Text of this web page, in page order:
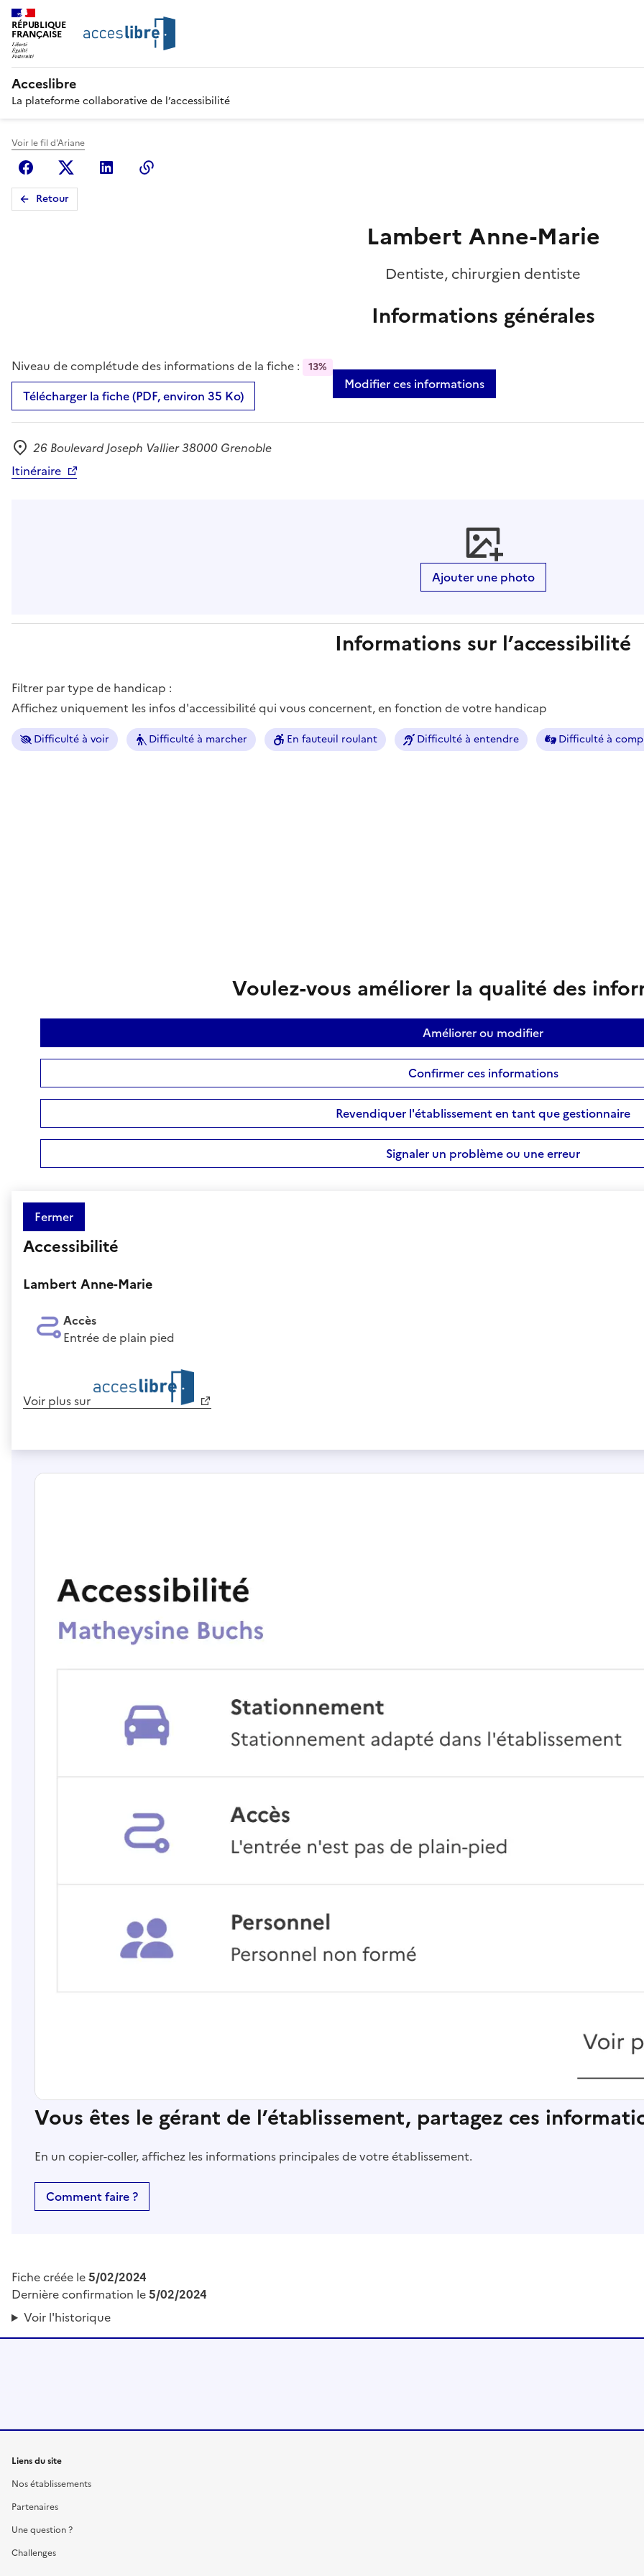
RÉPUBLIQUE
FRANÇAISE
Acceslibre
La plateforme collaborative de l’accessibilité
Voir le fil d'Ariane
FacebookX (anciennement Twitter)
Linkedin
Retour
Lambert Anne-Marie
Dentiste, chirurgien dentiste
Informations générales
Niveau de complétude des informations de la fiche : 13%
Télécharger la fiche (PDF, environ 35 Ko)
Modifier ces informations
Adresse
26 Boulevard Joseph Vallier 38000 Grenoble
Itinéraire
Ajouter une photo
Informations sur l’accessibilité
Filtrer par type de handicap :
Affichez uniquement les infos d'accessibilité qui vous concernent, en fonction de votre handicap
Difficulté à voir Difficulté à marcher En fauteuil roulant Difficulté à entendre Difficulté à
Voulez-vous améliorer la qualité des
Améliorer ou modifier
Confirmer ces informations
Revendiquer l'établissement en tant que gestionnaire
Signaler un problème ou une erreur
Fermer
Accessibilité
Lambert Anne-Marie
Accès
Entrée de plain pied
Voir plus sur
Vous êtes le gérant de l’établissement, partagez ces
En un copier-coller, affichez les informations principales de votre établissement.
Comment faire ?
Fiche créée le5/02/2024
Dernière confirmation le5/02/2024
Voir l'historique
Liens du site
Nos établissements
Partenaires
Une question ?
Challenges